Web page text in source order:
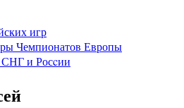
игр
Чемпионатов Европы
и Росcии